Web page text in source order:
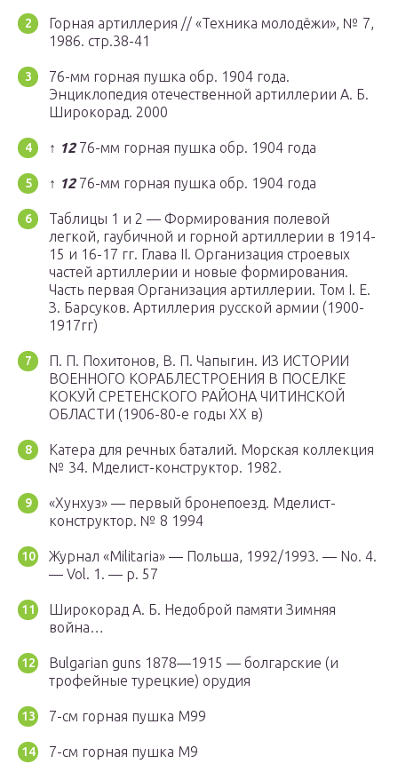
Горная артиллерия // «Техника молодёжи», № 7,
1986. стр.38-41
76-мм горная пушка обр. 1904 года.
Энциклопедия отечественной артиллерии А. Б.
Широкорад. 2000
↑ 1276-мм горная пушка обр. 1904 года
↑ 1276-мм горная пушка обр. 1904 года
Таблицы 1 и 2 — Формирования полевой
легкой, гаубичной и горной артиллерии в 1914-
15 и 16-17 гг. Глава II. Организация строевых
частей артиллерии и новые формирования.
Часть первая Организация артиллерии. Том I. Е.
З. Барсуков. Артиллерия русской армии (1900-
1917гг)
П. П. Похитонов, В. П. Чапыгин. ИЗ ИСТОРИИ
ВОЕННОГО КОРАБЛЕСТРОЕНИЯ В ПОСЕЛКЕ
КОКУЙ СРЕТЕНСКОГО РАЙОНА ЧИТИНСКОЙ
ОБЛАСТИ (1906-80-е годы ХХ в)
Катера для речных баталий. Морская коллекция
№ 34. Мделист-конструктор. 1982.
«Хунхуз» — первый бронепоезд. Мделист-
конструктор. № 8 1994
Журнал «Militaria» — Польша, 1992/1993. — No. 4.
— Vol. 1. — p. 57
Широкорад А. Б. Недоброй памяти Зимняя
война…
Bulgarian guns 1878—1915 — болгарские (и
трофейные турецкие) орудия
7-см горная пушка М99
7-см горная пушка М9